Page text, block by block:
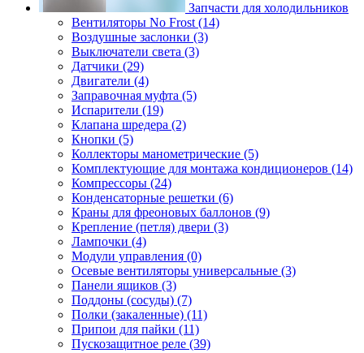
Запчасти для холодильников
Вентиляторы No Frost (14)
Воздушные заслонки (3)
Выключатели света (3)
Датчики (29)
Двигатели (4)
Заправочная муфта (5)
Испарители (19)
Клапана шредера (2)
Кнопки (5)
Коллекторы манометрические (5)
Комплектующие для монтажа кондиционеров (14)
Компрессоры (24)
Конденсаторные решетки (6)
Краны для фреоновых баллонов (9)
Крепление (петля) двери (3)
Лампочки (4)
Модули управления (0)
Осевые вентиляторы универсальные (3)
Панели ящиков (3)
Поддоны (сосуды) (7)
Полки (закаленные) (11)
Припои для пайки (11)
Пускозащитное реле (39)